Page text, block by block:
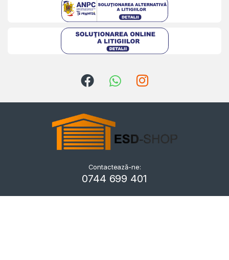
Kriszta
Typically replies within a day
Contactează-ne:
0744 699 401